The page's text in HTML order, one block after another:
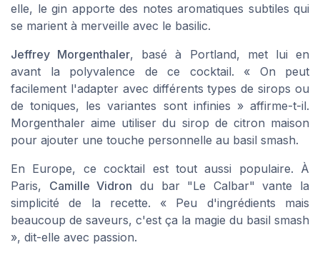
elle, le gin apporte des notes aromatiques subtiles qui
se marient à merveille avec le basilic.
Jeffrey Morgenthaler, basé à Portland, met lui en
avant la polyvalence de ce cocktail. « On peut
facilement l'adapter avec différents types de sirops ou
de toniques, les variantes sont infinies » affirme-t-il.
Morgenthaler aime utiliser du sirop de citron maison
pour ajouter une touche personnelle au basil smash.
En Europe, ce cocktail est tout aussi populaire. À
Paris, Camille Vidron du bar "Le Calbar" vante la
simplicité de la recette. « Peu d'ingrédients mais
beaucoup de saveurs, c'est ça la magie du basil smash
», dit-elle avec passion.